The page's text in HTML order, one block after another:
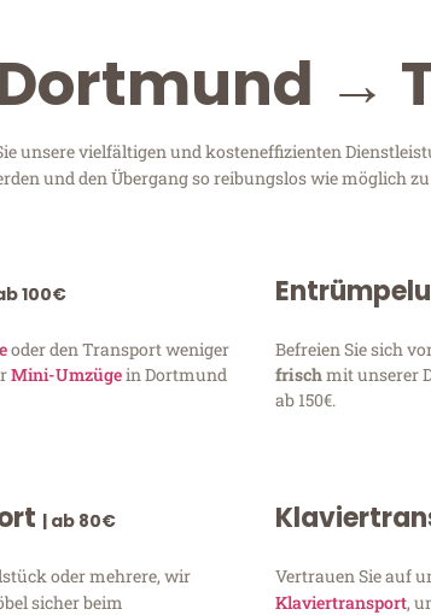
→
unsere vielfältigen und kosteneffizienten
und den Übergang so reibungslos wie möglich
100€
oder den Transport weniger
Mini-Umzügein Dortmund
Befreien Sie sich
frischmit unserer
ab 150€.
| ab 80€
oder mehrere, wir
sicher beim
Vertrauen Sie auf
Klaviertransport,